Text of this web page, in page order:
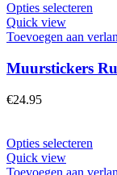
Opties selecteren
Quick view
Toevoegen aan
Muurstickers
€24.95
Opties selecteren
Quick view
Toevoegen aan